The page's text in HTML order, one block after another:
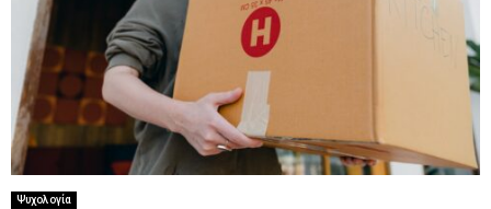
Ψυχολογία